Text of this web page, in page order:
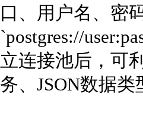
口、用户名、密
`postgres://
立连接池后，可
务、JSON数据